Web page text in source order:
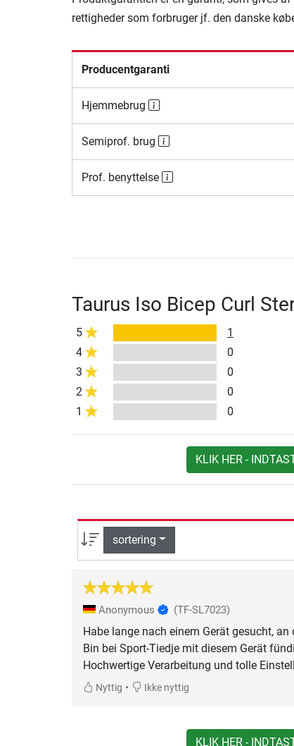
rettigheder som forbruger jf. den danske
Producentgaranti
Hjemmebrug
Semiprof. brug
Prof. benyttelse
Taurus Iso Bicep Curl
5
1
4
0
3
0
2
0
1
0
KLIK HER -
sortering
Anonymous (TF-SL7023)
Habe lange nach einem Gerät gesucht,
Bin bei Sport-Tiedje mit diesem Gerät
Hochwertige Verarbeitung und tolle
Nyttig • Ikke nyttig
KLIK HER -